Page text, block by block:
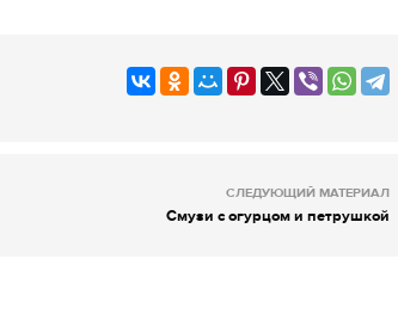
СЛЕДУЮЩИЙ МАТЕРИАЛ
Смузи с огурцом и петрушкой